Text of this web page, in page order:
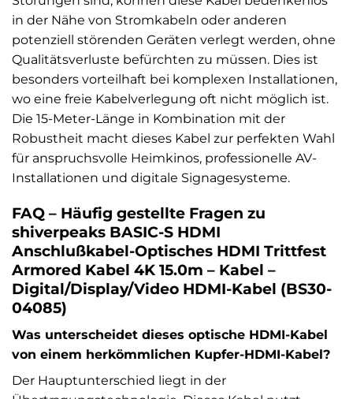
in der Nähe von Stromkabeln oder anderen
potenziell störenden Geräten verlegt werden, ohne
Qualitätsverluste befürchten zu müssen. Dies ist
besonders vorteilhaft bei komplexen Installationen,
wo eine freie Kabelverlegung oft nicht möglich ist.
Die 15-Meter-Länge in Kombination mit der
Robustheit macht dieses Kabel zur perfekten Wahl
für anspruchsvolle Heimkinos, professionelle AV-
Installationen und digitale Signagesysteme.
FAQ – Häufig gestellte Fragen zu
shiverpeaks BASIC-S HDMI
Anschlußkabel-Optisches HDMI Trittfest
Armored Kabel 4K 15.0m – Kabel –
Digital/Display/Video HDMI-Kabel (BS30-
04085)
Was unterscheidet dieses optische HDMI-Kabel
von einem herkömmlichen Kupfer-HDMI-Kabel?
Der Hauptunterschied liegt in der